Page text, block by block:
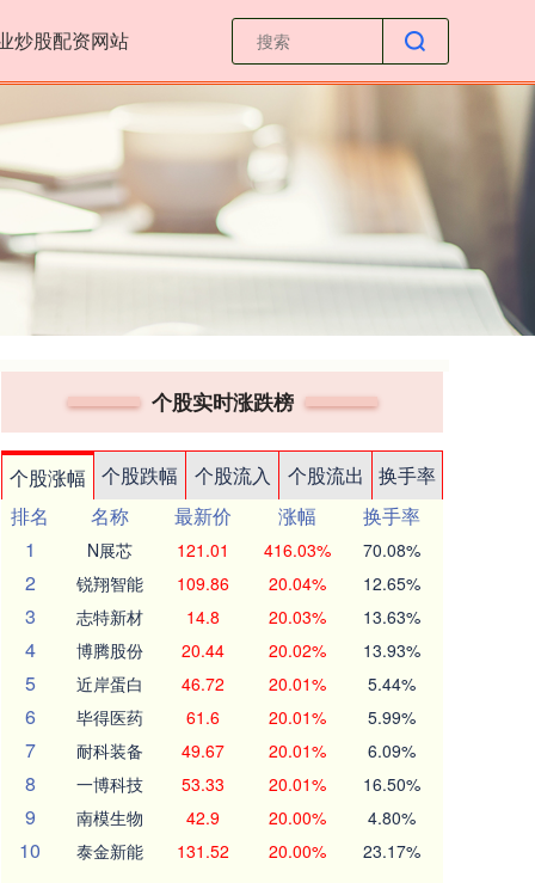
炒股配资网站
个股实时涨跌榜
个股涨幅 个股跌幅 个股流入 个股流出
换手率
排名
名称 最新价 涨幅
换手率
1
N展芯 121.01 416.03% 70.08%
2 锐翔智能 109.86 20.04% 12.65%
3 志特新材 14.8 20.03% 13.63%
4 博腾股份 20.44 20.02% 13.93%
5 近岸蛋白 46.72 20.01% 5.44%
6 毕得医药 61.6 20.01% 5.99%
7 耐科装备 49.67 20.01% 6.09%
8 一博科技 53.33 20.01% 16.50%
9 南模生物 42.9 20.00% 4.80%
10 泰金新能 131.52 20.00% 23.17%